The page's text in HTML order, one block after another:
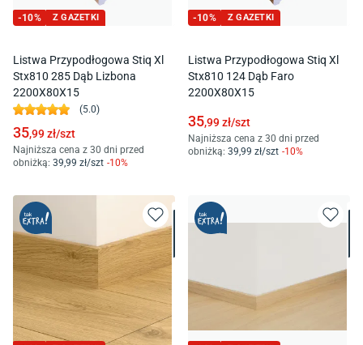
-10% Z GAZETKI
Listwa Przypodłogowa Stiq Xl
Stx810 285 Dąb Lizbona
2200X80X15
(5.0)
35,99zł/szt
Najniższa cena z 30 dni przed
obniżką: 39,99 zł/szt -10%
-10% Z GAZETKI
Listwa Przypodłogowa Stiq Xl
Stx810 124 Dąb Faro
2200X80X15
35,99zł/szt
Najniższa cena z 30 dni przed
obniżką: 39,99 zł/szt -10%